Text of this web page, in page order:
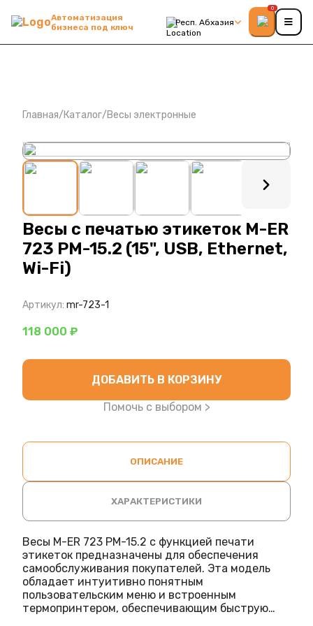
Автоматизация
бизнеса под ключ
Респ. Абхазия
0
Главная/Каталог/Весы электронные
: ?>
Весы с печатью этикеток M-ER
723 PM-15.2 (15", USB, Ethernet,
Wi-Fi)
Артикул: mr-723-1
118 000 ₽
ДОБАВИТЬ В КОРЗИНУ
Помочь с выбором >
ОПИСАНИЕ
ХАРАКТЕРИСТИКИ
Весы M-ER 723 PM-15.2 с функцией печати
этикеток предназначены для обеспечения
самообслуживания покупателей. Эта модель
обладает интуитивно понятным
пользовательским меню и встроенным
термопринтером, обеспечивающим быструю